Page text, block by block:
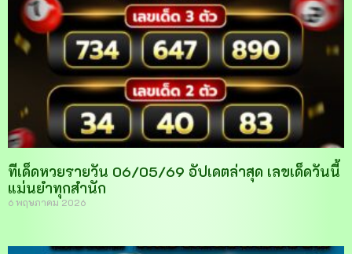
ทีเด็ดหวยรายวัน 06/05/69 อัปเดตล่าสุด เลขเด็ดวันนี้
แม่นยำทุกสำนัก
6 พฤษภาคม 2026